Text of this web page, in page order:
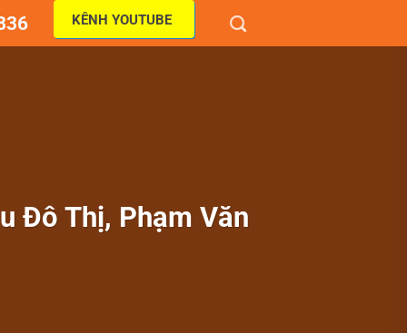
KÊNH YOUTUBE
Đô Thị, Phạm Văn